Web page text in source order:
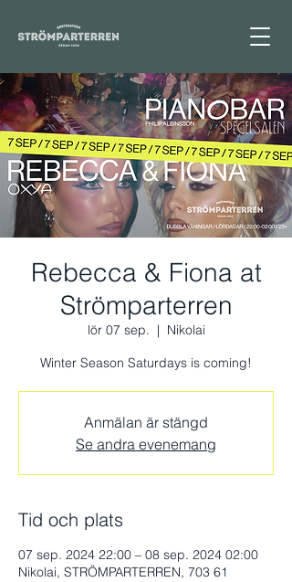
Rebecca & Fiona at
Strömparterren
lör 07 sep.
  |
Nikolai
Winter Season Saturdays is coming!
Anmälan är stängd
Se andra evenemang
Tid och plats
07 sep. 2024 22:00 – 08 sep. 2024 02:00
Nikolai, STRÖMPARTERREN, 703 61